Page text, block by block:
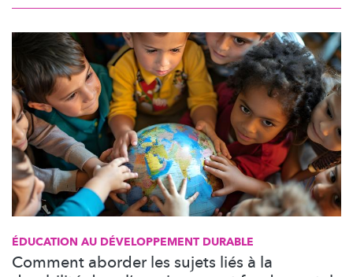
ÉDUCATION AU DÉVELOPPEMENT DURABLE
Comment aborder les sujets liés à la